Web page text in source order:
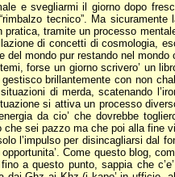
e svegliarmi il giorno dopo
tecnico”. Ma
pratica, tramite un processo
di concetti di cosmologia,
mondo pur restando nel
forse un giorno scrivero’ un
brillantemente con non
di merda, scatenando
si attiva un processo
da cio’ che dovrebbe
sei pazzo ma che poi alla
l’impulso per disincagliarsi dal
Come questo blog,
a questo punto, sappia che